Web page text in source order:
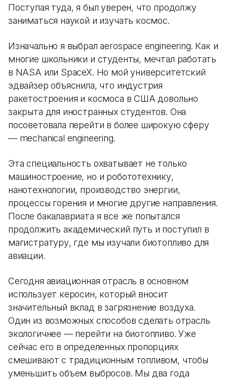
Поступая туда, я был уверен, что продолжу
заниматься наукой и изучать космос.
Изначально я выбрал aerospace engineering. Как и
многие школьники и студенты, мечтал работать
в NASA или SpaceX. Но мой университетский
эдвайзер объяснила, что индустрия
ракетостроения и космоса в США довольно
закрыта для иностранных студентов. Она
посоветовала перейти в более широкую сферу
— mechanical engineering.
Эта специальность охватывает не только
машиностроение, но и робототехнику,
нанотехнологии, производство энергии,
процессы горения и многие другие направления.
После бакалавриата я все же попытался
продолжить академический путь и поступил в
магистратуру, где мы изучали биотопливо для
авиации.
Сегодня авиационная отрасль в основном
использует керосин, который вносит
значительный вклад в загрязнение воздуха.
Один из возможных способов сделать отрасль
экологичнее — перейти на биотопливо. Уже
сейчас его в определенных пропорциях
смешивают с традиционным топливом, чтобы
уменьшить объем выбросов. Мы два года